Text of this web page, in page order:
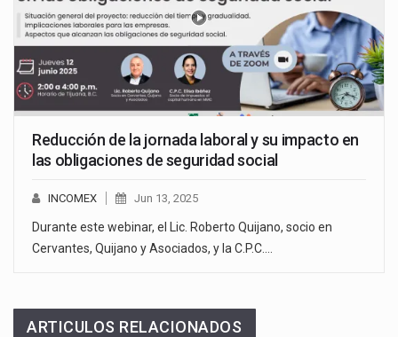
Reducción de la jornada laboral y su impacto en
las obligaciones de seguridad social
INCOMEX Jun 13, 2025
Durante este webinar, el Lic. Roberto Quijano, socio en
Cervantes, Quijano y Asociados, y la C.P.C.…
ARTICULOS RELACIONADOS